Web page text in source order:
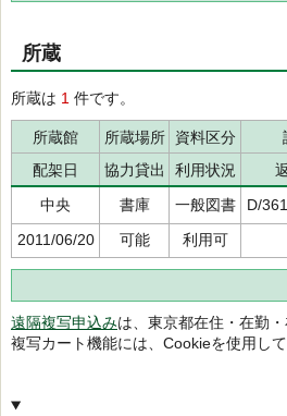
所蔵
所蔵は 1 件です。
所蔵館 所蔵場所 資料区分
配架日
協力貸出 利用状況
中央
書庫 一般図書 D/
2011/06/20
可能 利用可
遠隔複写申込みは、東京都在住・在勤
複写カート機能には、Cookieを使用し